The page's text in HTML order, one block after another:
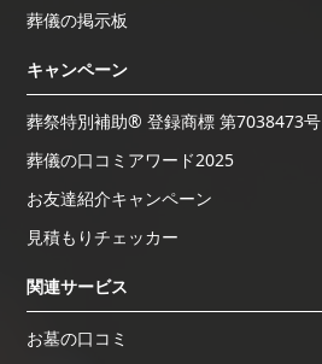
葬儀の掲示板
キャンペーン
葬祭特別補助® 登録商標 第7038473号
葬儀の口コミアワード2025
お友達紹介キャンペーン
見積もりチェッカー
関連サービス
お墓の口コミ